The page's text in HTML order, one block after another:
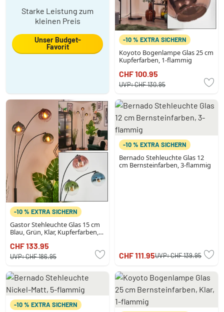
Starke Leistung zum
kleinen Preis
Unser Budget-
Favorit
-10 % EXTRA SICHERN
Koyoto Bogenlampe Glas 25 cm
Kupferfarben, 1-flammig
CHF 100.95
UVP:CHF 130.95
-10 % EXTRA SICHERN
Gastor Stehleuchte Glas 15 cm
Blau, Grün, Klar, Kupferfarben,
CHF 133.95
UVP:CHF 186.95
-10 % EXTRA SICHERN
Bernado Stehleuchte Glas 12
cm Bernsteinfarben, 3-flammig
CHF 111.95UVP:CHF 139.95
-10 % EXTRA SICHERN